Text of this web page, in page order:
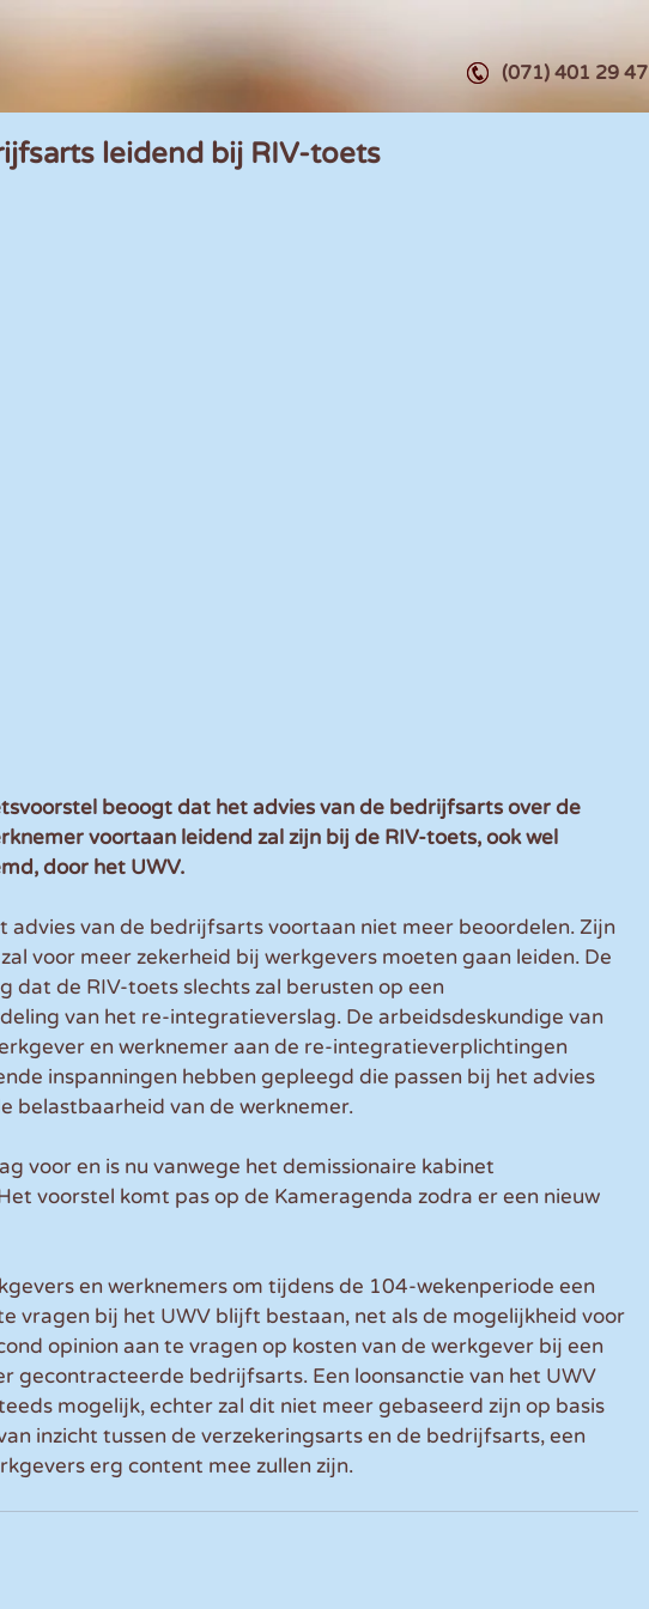
(071) 401 29 47
leidend bij RIV-toets
beoogt dat het advies van de bedrijfsarts over de
voortaan leidend zal zijn bij de RIV-toets, ook wel
door het UWV.
advies van de bedrijfsarts voortaan niet meer beoordelen. Zijn
voor meer zekerheid bij werkgevers moeten gaan leiden. De
dat de RIV-toets slechts zal berusten op een
van het re-integratieverslag. De arbeidsdeskundige van
en werknemer aan de re-integratieverplichtingen
inspanningen hebben gepleegd die passen bij het advies
belastbaarheid van de werknemer.
voor en is nu vanwege het demissionaire kabinet
voorstel komt pas op de Kameragenda zodra er een nieuw
en werknemers om tijdens de 104-wekenperiode een
vragen bij het UWV blijft bestaan, net als de mogelijkheid voor
opinion aan te vragen op kosten van de werkgever bij een
gecontracteerde bedrijfsarts. Een loonsanctie van het UWV
mogelijk, echter zal dit niet meer gebaseerd zijn op basis
inzicht tussen de verzekeringsarts en de bedrijfsarts, een
erg content mee zullen zijn.